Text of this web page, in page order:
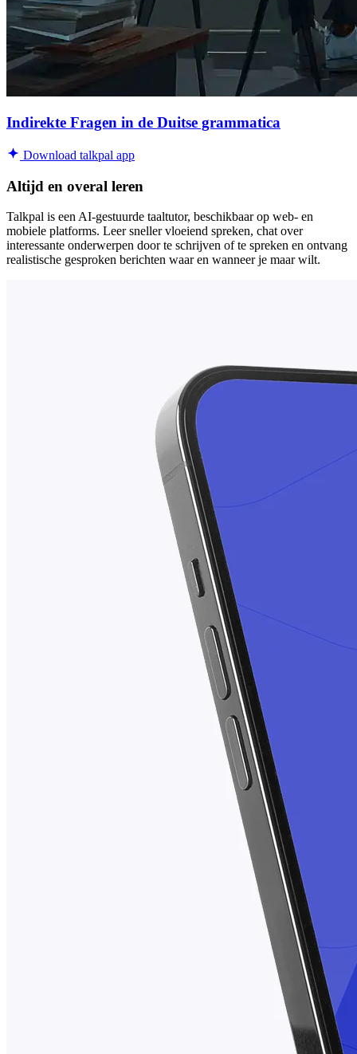
Indirekte Fragen in de Duitse grammatica
Download talkpal app
Altijd en overal leren
Talkpal is een AI-gestuurde taaltutor, beschikbaar op web- en
mobiele platforms. Leer sneller vloeiend spreken, chat over
interessante onderwerpen door te schrijven of te spreken en ontvang
realistische gesproken berichten waar en wanneer je maar wilt.